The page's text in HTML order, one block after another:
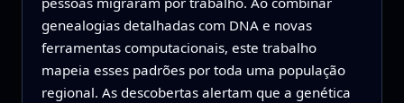
genealogias detalhadas com DNA e novas
ferramentas computacionais, este trabalho
mapeia esses padrões por toda uma população
regional. As descobertas alertam que a genética